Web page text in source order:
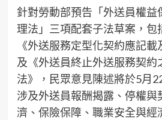
針對勞動部預告「外送員權益
理法」三項配套子法草案，包
《外送服務定型化契約應記載
及《外送員終止外送服務契約
法》，民眾意見陳述將於5月
涉及外送員報酬揭露、停權與
濟、保險保障、職業安全與經